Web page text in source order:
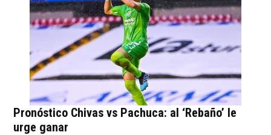
Pronóstico Chivas vs Pachuca: al ‘Rebaño’ le
urge ganar